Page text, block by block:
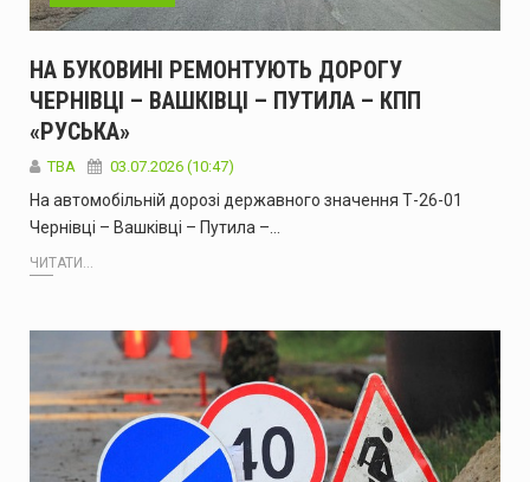
НА БУКОВИНІ РЕМОНТУЮТЬ ДОРОГУ
ЧЕРНІВЦІ – ВАШКІВЦІ – ПУТИЛА – КПП
«РУСЬКА»
ТВА 03.07.2026 (10:47)
На автомобільній дорозі державного значення Т-26-01
Чернівці – Вашківці – Путила –…
ЧИТАТИ...